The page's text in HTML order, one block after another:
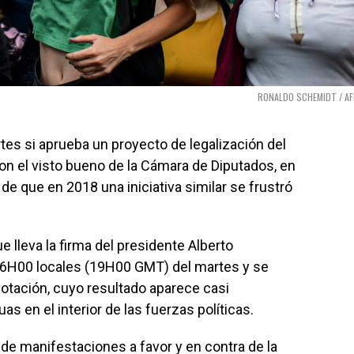
RONALDO SCHEMIDT /
si aprueba un proyecto de legalización del
el visto bueno de la Cámara de Diputados, en
que en 2018 una iniciativa similar se frustró
lleva la firma del presidente Alberto
locales (19H00 GMT) del martes y se
cuyo resultado aparece casi
en el interior de las fuerzas políticas.
manifestaciones a favor y en contra de la